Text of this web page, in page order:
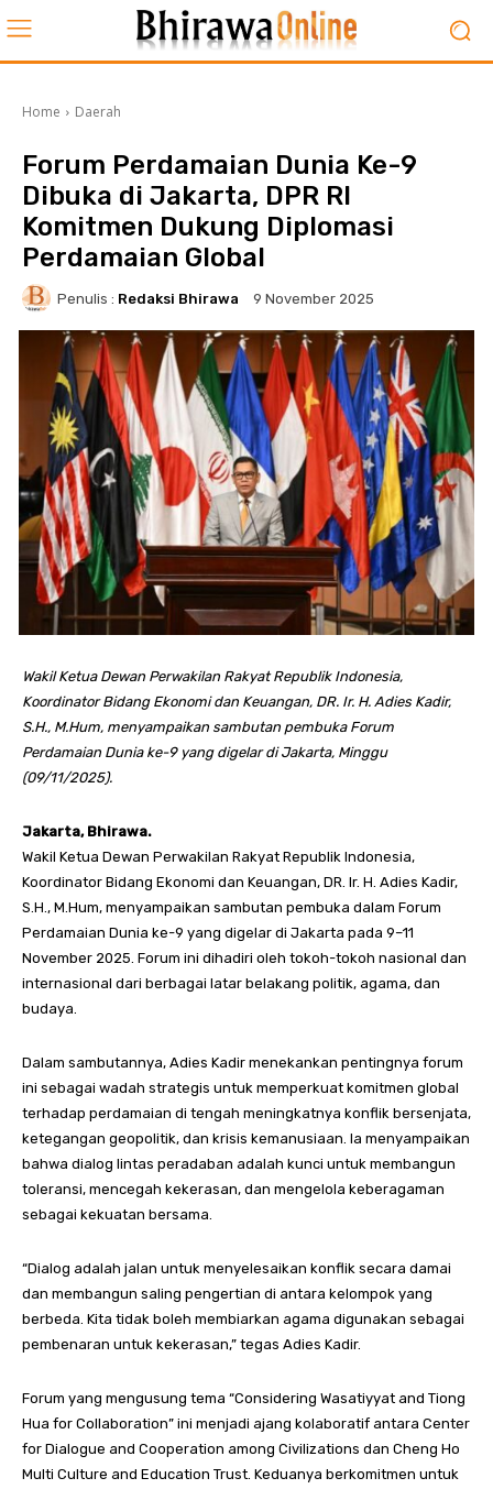
Home Daerah
Forum Perdamaian Dunia Ke-9
Dibuka di Jakarta, DPR RI
Komitmen Dukung Diplomasi
Perdamaian Global
Penulis : Redaksi Bhirawa 9 November 2025
Wakil Ketua Dewan Perwakilan Rakyat Republik Indonesia,
Koordinator Bidang Ekonomi dan Keuangan, DR. Ir. H. Adies Kadir,
S.H., M.Hum, menyampaikan sambutan pembuka Forum
Perdamaian Dunia ke-9 yang digelar di Jakarta, Minggu
(09/11/2025).
Jakarta, Bhirawa.
Wakil Ketua Dewan Perwakilan Rakyat Republik Indonesia,
Koordinator Bidang Ekonomi dan Keuangan, DR. Ir. H. Adies Kadir,
S.H., M.Hum, menyampaikan sambutan pembuka dalam Forum
Perdamaian Dunia ke-9 yang digelar di Jakarta pada 9–11
November 2025. Forum ini dihadiri oleh tokoh-tokoh nasional dan
internasional dari berbagai latar belakang politik, agama, dan
budaya.
Dalam sambutannya, Adies Kadir menekankan pentingnya forum
ini sebagai wadah strategis untuk memperkuat komitmen global
terhadap perdamaian di tengah meningkatnya konflik bersenjata,
ketegangan geopolitik, dan krisis kemanusiaan. Ia menyampaikan
bahwa dialog lintas peradaban adalah kunci untuk membangun
toleransi, mencegah kekerasan, dan mengelola keberagaman
sebagai kekuatan bersama.
“Dialog adalah jalan untuk menyelesaikan konflik secara damai
dan membangun saling pengertian di antara kelompok yang
berbeda. Kita tidak boleh membiarkan agama digunakan sebagai
pembenaran untuk kekerasan,” tegas Adies Kadir.
Forum yang mengusung tema “Considering Wasatiyyat and Tiong
Hua for Collaboration” ini menjadi ajang kolaboratif antara Center
for Dialogue and Cooperation among Civilizations dan Cheng Ho
Multi Culture and Education Trust. Keduanya berkomitmen untuk